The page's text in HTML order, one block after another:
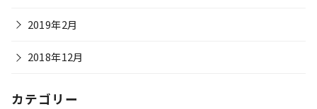
2019年2月
2018年12月
カテゴリー